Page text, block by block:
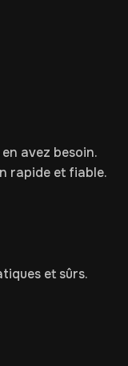
avez besoin.
rapide et fiable.
et sûrs.